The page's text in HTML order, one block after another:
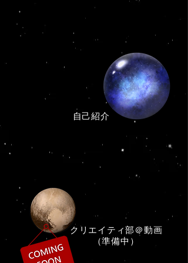
​自己紹介
​クリエイティ部＠動画
（準備中）